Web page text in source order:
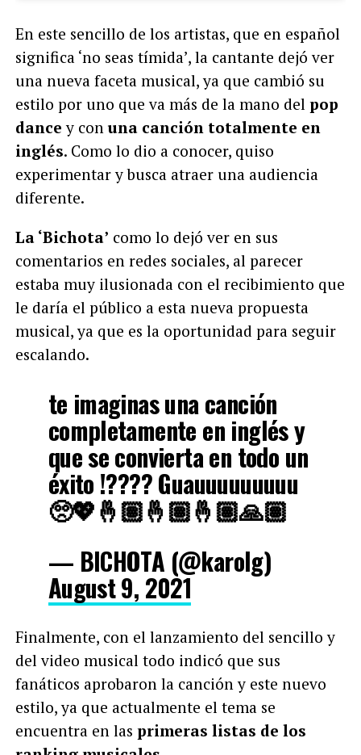
En este sencillo de los artistas, que en español
significa ‘no seas tímida’, la cantante dejó ver
una nueva faceta musical, ya que cambió su
estilo por uno que va más de la mano del pop
dance y con una canción totalmente en
inglés. Como lo dio a conocer, quiso
experimentar y busca atraer una audiencia
diferente.
La ‘Bichota’ como lo dejó ver en sus
comentarios en redes sociales, al parecer
estaba muy ilusionada con el recibimiento que
le daría el público a esta nueva propuesta
musical, ya que es la oportunidad para seguir
escalando.
te imaginas una canción
completamente en inglés y
que se convierta en todo un
éxito !???? Guauuuuuuuuu
🥺💖🤞🏽🤞🏽🤞🏽🙏🏽
— BICHOTA (@karolg)
August 9, 2021
Finalmente, con el lanzamiento del sencillo y
del video musical todo indicó que sus
fanáticos aprobaron la canción y este nuevo
estilo, ya que actualmente el tema se
encuentra en las primeras listas de los